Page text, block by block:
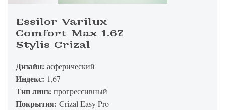
Essilor Varilux
Comfort Max 1.67
Stylis Crizal
Дизайн: асферический
Индекс: 1,67
Тип линз: прогрессивный
Покрытия: Crizal Easy Pro